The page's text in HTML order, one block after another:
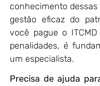
conhecimento
gestão eficaz do
você pague o
penalidades, é
um especialista.
Precisa de ajuda